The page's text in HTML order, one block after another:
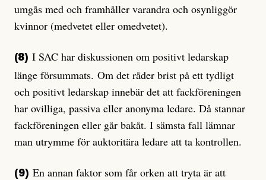
umgås med och framhåller varandra och osynliggör
kvinnor (medvetet eller omedvetet).
(8) I SAC har diskussionen om positivt ledarskap
länge försummats. Om det råder brist på ett tydligt
och positivt ledarskap innebär det att fackföreningen
har ovilliga, passiva eller anonyma ledare. Då stannar
fackföreningen eller går bakåt. I sämsta fall lämnar
man utrymme för auktoritära ledare att ta kontrollen.
(9) En annan faktor som får orken att tryta är att